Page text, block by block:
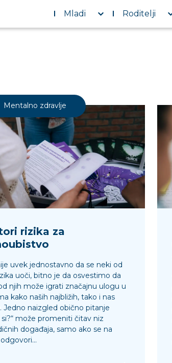
Mladi Roditelji
Mentalno zdravlje
rizika za
uvek jednostavno da se neki od
uoči, bitno je da osvestimo da
njih može igrati značajnu ulogu u
kako naših najbližih, tako i nas
Jedno naizgled obično pitanje
si?“ može promeniti čitav niz
događaja, samo ako se na